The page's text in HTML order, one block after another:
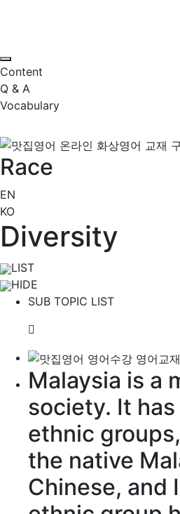
Content
Q & A
Vocabulary
Race
EN
KO
Diversity
LIST
HIDE
SUB TOPIC LIST
Malaysia is a
society. It
ethnic groups,
the native
Chinese, and